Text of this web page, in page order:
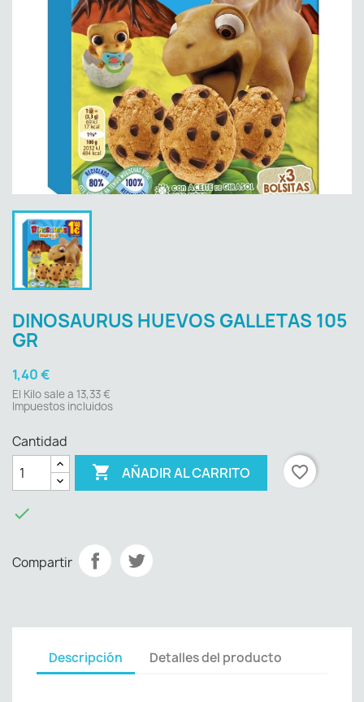
DINOSAURUS HUEVOS GALLETAS 105
GR
1,40 €
El Kilo sale a 13,33 €
Impuestos incluidos
Cantidad
 AÑADIR AL CARRITO favorite_border

Compartir
Descripción Detalles del producto